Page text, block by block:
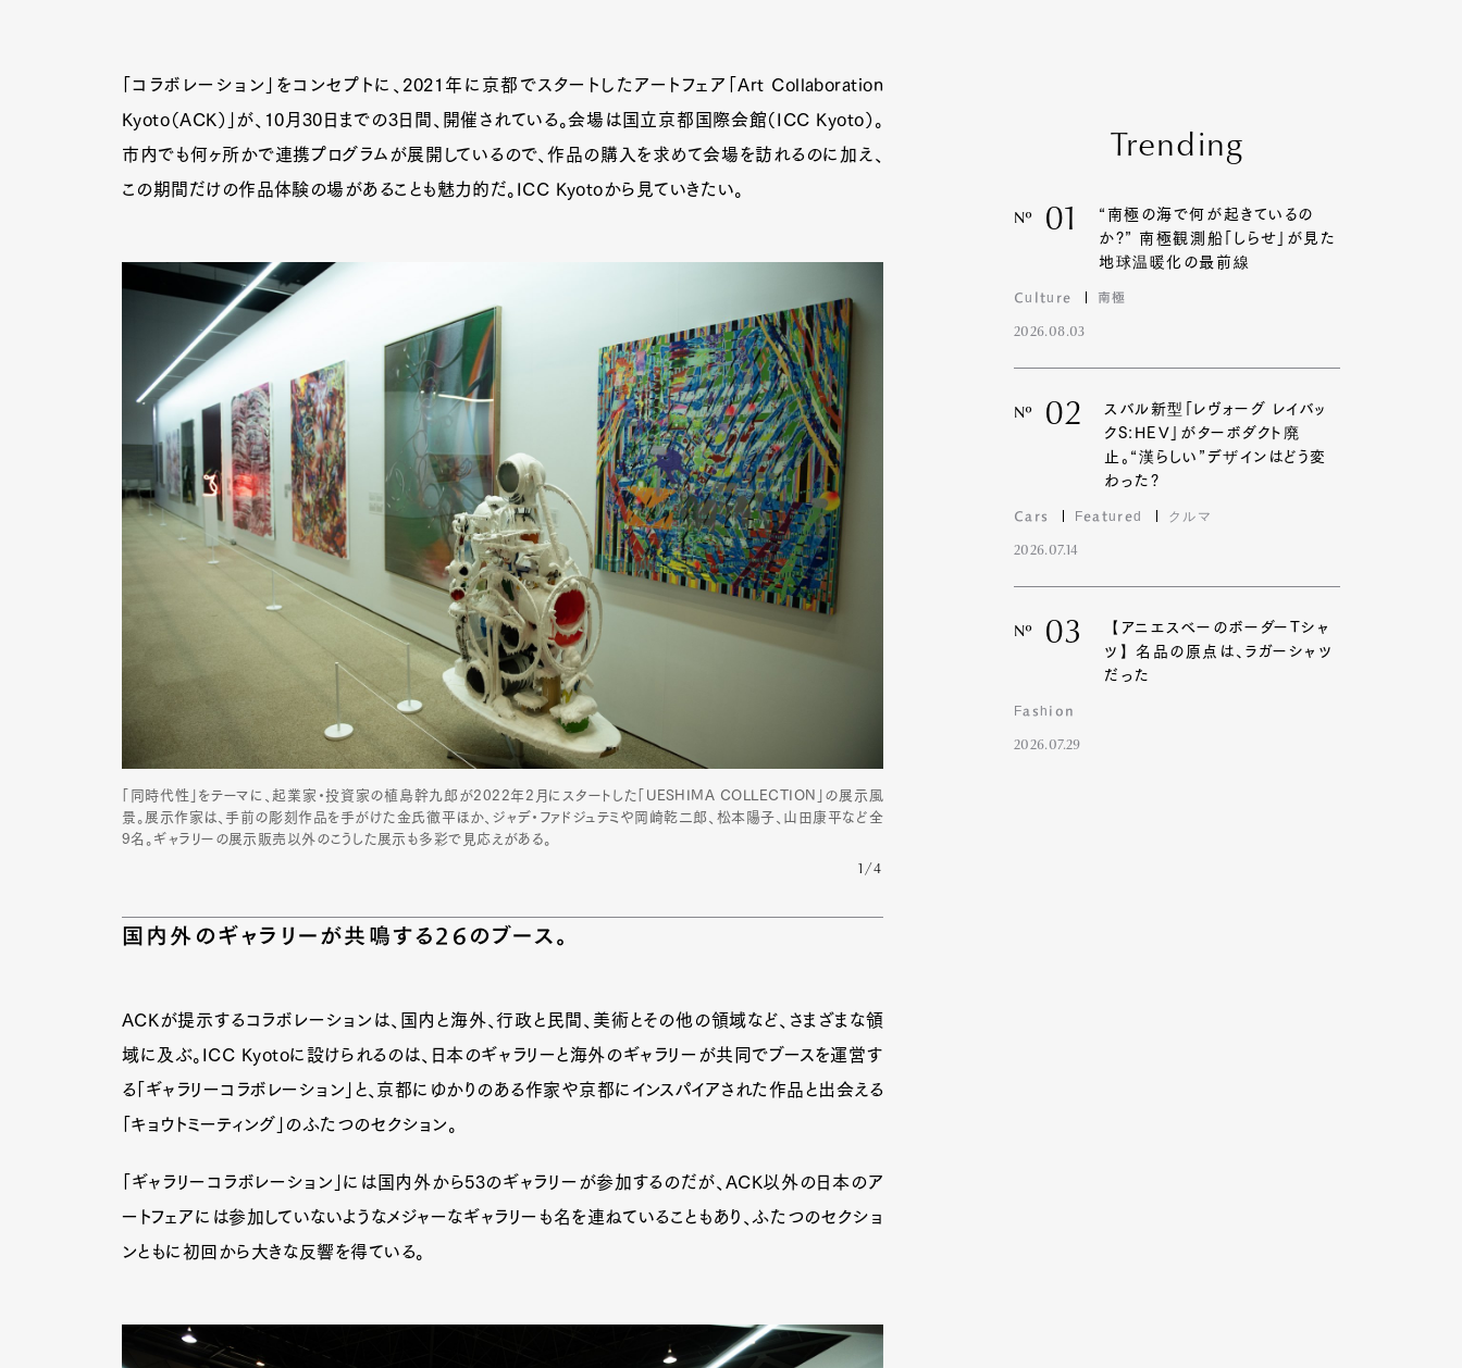
Gourmet
Cars Product
Culture
Magazine Official Columnist
「コラボレーション」をコンセプトに、2021年に京都でスタートしたアートフェア「Art Collaboration
Kyoto（ACK）」が、10月30日までの3日間、開催されている。会場は国立京都国際会館（ICC Kyoto）。
市内でも何ヶ所かで連携プログラムが展開しているので、作品の購入を求めて会場を訪れるのに加え、
この期間だけの作品体験の場があることも魅力的だ。ICC Kyotoから見ていきたい。
「同時代性」をテーマに、起業家・投資家の植島幹九郎が2022年2月にスタートした「UESHIMA COLLECTION」の展示風
景。展示作家は、手前の彫刻作品を手がけた金氏徹平ほか、ジャデ・ファドジュテミや岡崎乾二郎、松本陽子、山田康平など全
9名。ギャラリーの展示販売以外のこうした展示も多彩で見応えがある。
1/4
国内外のギャラリーが共鳴する26のブース。
ACKが提示するコラボレーションは、国内と海外、行政と民間、美術とその他の領域など、さまざまな領
域に及ぶ。ICC Kyotoに設けられるのは、日本のギャラリーと海外のギャラリーが共同でブースを運営す
る「ギャラリーコラボレーション」と、京都にゆかりのある作家や京都にインスパイアされた作品と出会える
「キョウトミーティング」のふたつのセクション。
「ギャラリーコラボレーション」には国内外から53のギャラリーが参加するのだが、ACK以外の日本のア
ートフェアには参加していないようなメジャーなギャラリーも名を連ねていることもあり、ふたつのセクショ
ンともに初回から大きな反響を得ている。
Trending
Nº 01
“南極の海で何が起きているの
か?” 南極観測船「しらせ」が見た
地球温暖化の最前線
Culture 南極
2026.08.03
Nº 02
スバル新型「レヴォーグ レイバッ
クS:HEV」がターボダクト廃
止。“漢らしい”デザインはどう変
わった?
Cars Featured クルマ
2026.07.14
Nº 03
【アニエスベーのボーダーTシャ
ツ】名品の原点は、ラガーシャツ
だった
Fashion
2026.07.29